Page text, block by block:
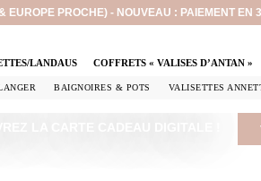
PROCHE) - NOUVEAU : PAIEMENT EN
LANDAUS COFFRETS « VALISES D’ANTAN »
BAIGNOIRES & POTS VALISETTES